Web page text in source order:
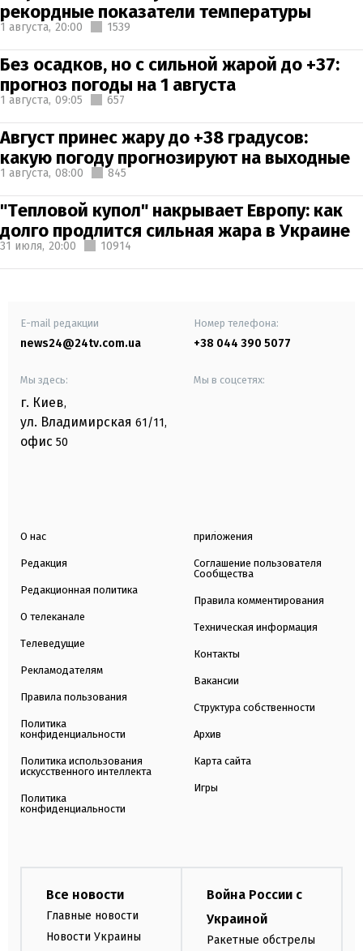
рекордные показатели температуры
1 августа, 20:00 1539
Без осадков, но с сильной жарой до +37:
прогноз погоды на 1 августа
1 августа, 09:05 657
Август принес жару до +38 градусов:
какую погоду прогнозируют на выходные
1 августа, 08:00 845
"Тепловой купол" накрывает Европу: как
долго продлится сильная жара в Украине
31 июля, 20:00 10914
E-mail редакции
news24@24tv.com.ua
Номер телефона:
+38 044 390 5077
Мы здесь:
г. Киев,
ул. Владимирская 61/11,
офис 50
Мы в соцсетях:
О нас
Редакция
Редакционная политика
О телеканале
Телеведущие
Рекламодателям
Правила пользования
Политика
конфиденциальности
Политика использования
искусственного интеллекта
Политика
конфиденциальности
приложения
Соглашение пользователя
Сообщества
Правила комментирования
Техническая информация
Контакты
Вакансии
Структура собственности
Архив
Карта сайта
Игры
Все новости
Главные новости
Новости Украины
Война России с
Украиной
Ракетные обстрелы